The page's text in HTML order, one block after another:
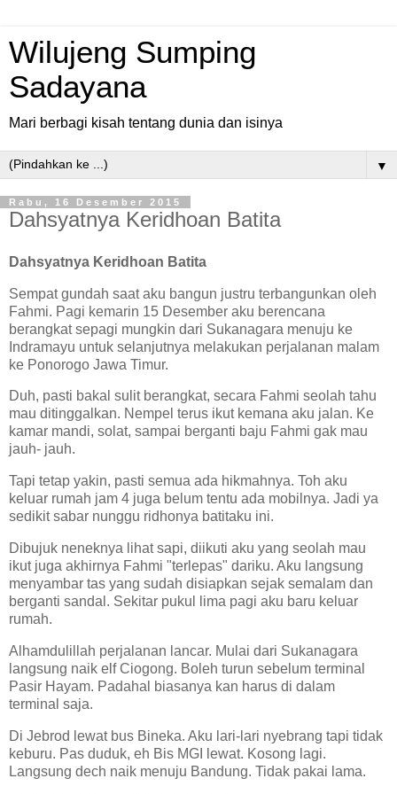
Wilujeng Sumping
Sadayana
Mari berbagi kisah tentang dunia dan isinya
▼
Rabu, 16 Desember 2015
Dahsyatnya Keridhoan Batita
Dahsyatnya Keridhoan Batita
Sempat gundah saat aku bangun justru terbangunkan oleh
Fahmi. Pagi kemarin 15 Desember aku berencana
berangkat sepagi mungkin dari Sukanagara menuju ke
Indramayu untuk selanjutnya melakukan perjalanan malam
ke Ponorogo Jawa Timur.
Duh, pasti bakal sulit berangkat, secara Fahmi seolah tahu
mau ditinggalkan. Nempel terus ikut kemana aku jalan. Ke
kamar mandi, solat, sampai berganti baju Fahmi gak mau
jauh- jauh.
Tapi tetap yakin, pasti semua ada hikmahnya. Toh aku
keluar rumah jam 4 juga belum tentu ada mobilnya. Jadi ya
sedikit sabar nunggu ridhonya batitaku ini.
Dibujuk neneknya lihat sapi, diikuti aku yang seolah mau
ikut juga akhirnya Fahmi "terlepas" dariku. Aku langsung
menyambar tas yang sudah disiapkan sejak semalam dan
berganti sandal. Sekitar pukul lima pagi aku baru keluar
rumah.
Alhamdulillah perjalanan lancar. Mulai dari Sukanagara
langsung naik elf Ciogong. Boleh turun sebelum terminal
Pasir Hayam. Padahal biasanya kan harus di dalam
terminal saja.
Di Jebrod lewat bus Bineka. Aku lari-lari nyebrang tapi tidak
keburu. Pas duduk, eh Bis MGI lewat. Kosong lagi.
Langsung dech naik menuju Bandung. Tidak pakai lama.